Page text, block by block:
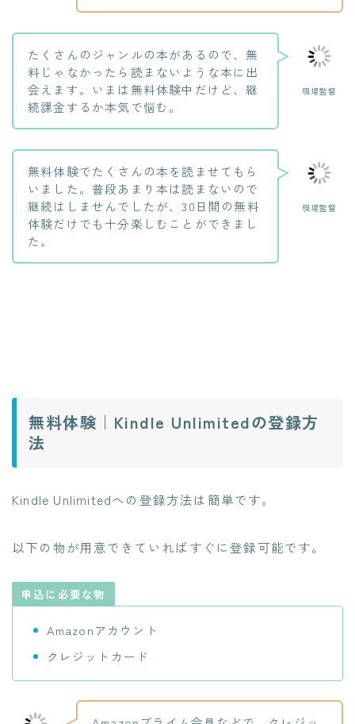
現場監督
たくさんのジャンルの本があるので、無
料じゃなかったら読まないような本に出
会えます。いまは無料体験中だけど、継
続課金するか本気で悩む。
現場監督
無料体験でたくさんの本を読ませてもら
いました。普段あまり本は読まないので
継続はしませんでしたが、30日間の無料
体験だけでも十分楽しむことができまし
た。
無料体験｜Kindle Unlimitedの登録方
法
Kindle Unlimitedへの登録方法は簡単です。
以下の物が用意できていればすぐに登録可能です。
申込に必要な物
Amazonアカウント
クレジットカード